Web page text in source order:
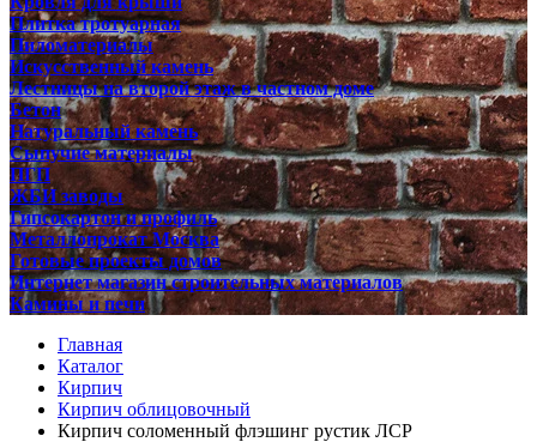
Плитка тротуарная
Пиломатериалы
Искусственный камень
Лестницы на второй этаж в частном доме
Бетон
Натуральный камень
Сыпучие материалы
ПГП
ЖБИ заводы
Гипсокартон и профиль
Металлопрокат Москва
Готовые проекты домов
Интернет магазин строительных материалов
Камины и печи
Главная
Каталог
Кирпич
Кирпич облицовочный
Кирпич соломенный флэшинг рустик ЛСР